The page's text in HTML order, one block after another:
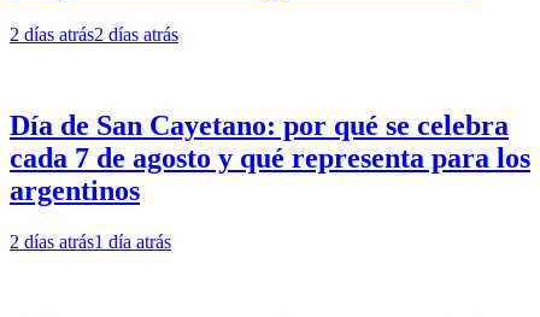
2 días atrás2 días atrás
Día de San Cayetano: por qué se celebra
cada 7 de agosto y qué representa para los
argentinos
2 días atrás1 día atrás